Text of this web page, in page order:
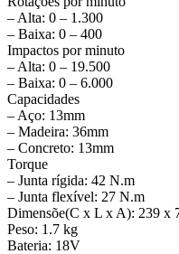
– Alta: 0 – 1.300
– Baixa: 0 – 400
Impactos por minuto
– Alta: 0 – 19.500
– Baixa: 0 – 6.000
Capacidades
– Aço: 13mm
– Madeira: 36mm
– Concreto: 13mm
Torque
– Junta rígida: 42 N.m
– Junta flexível: 27 N.m
Dimensõe(C x L x A): 239 x
Peso: 1.7 kg
Bateria: 18V